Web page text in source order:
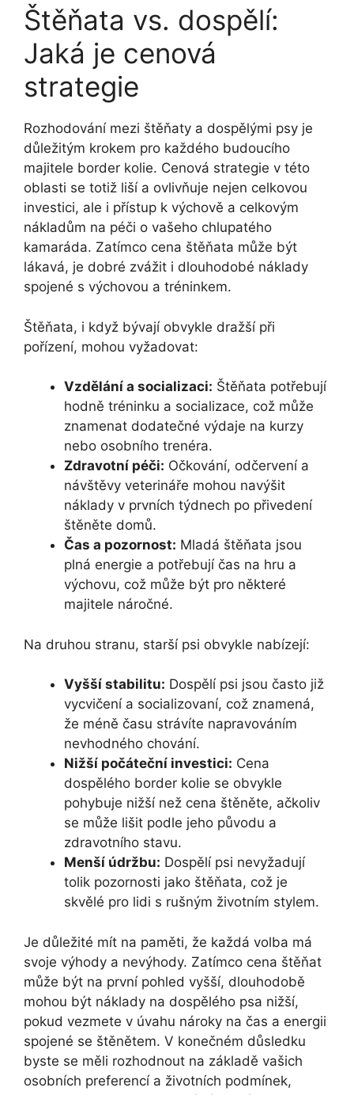
Štěňata vs. dospělí:
Jaká je cenová
strategie
Rozhodování mezi štěňaty a dospělými psy je
důležitým krokem pro každého budoucího
majitele border kolie. Cenová strategie v této
oblasti se totiž liší a ovlivňuje nejen celkovou
investici, ale i přístup k výchově a celkovým
nákladům na péči o vašeho chlupatého
kamaráda. Zatímco cena štěňata může být
lákavá, je dobré zvážit i dlouhodobé náklady
spojené s výchovou a tréninkem.
Štěňata, i když bývají obvykle dražší při
pořízení, mohou vyžadovat:
Vzdělání a socializaci: Štěňata potřebují
hodně tréninku a socializace, což může
znamenat dodatečné výdaje na kurzy
nebo osobního trenéra.
Zdravotní péči: Očkování, odčervení a
návštěvy veterináře mohou navýšit
náklady v prvních týdnech po přivedení
štěněte domů.
Čas a pozornost: Mladá štěňata jsou
plná energie a potřebují čas na hru a
výchovu, což může být pro některé
majitele náročné.
Na druhou stranu, starší psi obvykle nabízejí:
Vyšší stabilitu: Dospělí psi jsou často již
vycvičení a socializovaní, což znamená,
že méně času strávíte napravováním
nevhodného chování.
Nižší počáteční investici: Cena
dospělého border kolie se obvykle
pohybuje nižší než cena štěněte, ačkoliv
se může lišit podle jeho původu a
zdravotního stavu.
Menší údržbu: Dospělí psi nevyžadují
tolik pozornosti jako štěňata, což je
skvělé pro lidi s rušným životním stylem.
Je důležité mít na paměti, že každá volba má
svoje výhody a nevýhody. Zatímco cena štěňat
může být na první pohled vyšší, dlouhodobě
mohou být náklady na dospělého psa nižší,
pokud vezmete v úvahu nároky na čas a energii
spojené se štěnětem. V konečném důsledku
byste se měli rozhodnout na základě vašich
osobních preferencí a životních podmínek,